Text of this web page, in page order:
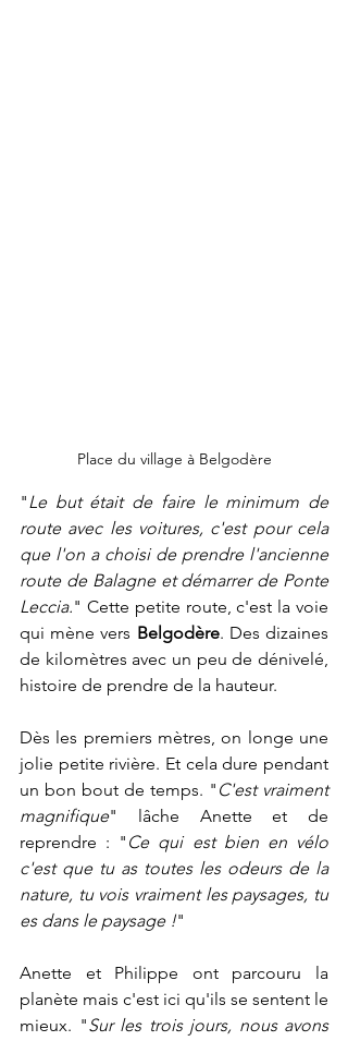
Place du village à Belgodère
"Le but était de faire le minimum de
route avec les voitures, c'est pour cela
que l'on a choisi de prendre l'ancienne
route de Balagne et démarrer de Ponte
Leccia." Cette petite route, c'est la voie
qui mène vers Belgodère. Des dizaines
de kilomètres avec un peu de dénivelé,
histoire de prendre de la hauteur.
Dès les premiers mètres, on longe une
jolie petite rivière. Et cela dure pendant
un bon bout de temps. " C'est vraiment
magnifique" lâche Anette et de
reprendre : " Ce qui est bien en vélo
c'est que tu as toutes les odeurs de la
nature, tu vois vraiment les paysages, tu
es dans le paysage !"
Anette et Philippe ont parcouru la
planète mais c'est ici qu'ils se sentent le
mieux. "Sur les trois jours, nous avons